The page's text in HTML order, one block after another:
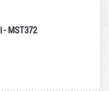
- MST372